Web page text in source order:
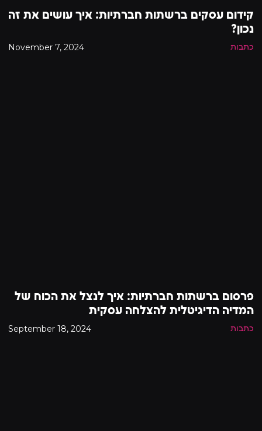
קידום עסקים ברשתות חברתיות: איך עושים את זה
נכון?
כתבות November 7, 2024
פרסום ברשתות חברתיות: איך לנצל את הכוח של
המדיה הדיגיטלית להצלחה עסקית
כתבות September 18, 2024